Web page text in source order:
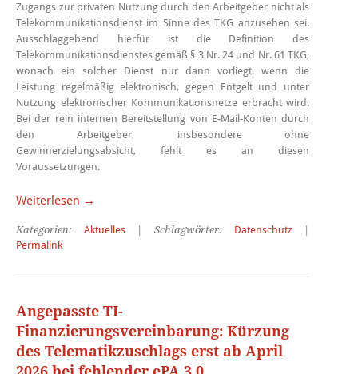
Zugangs zur privaten Nutzung durch den Arbeitgeber nicht als
Telekommunikationsdienst im Sinne des TKG anzusehen sei.
Ausschlaggebend hierfür ist die Definition des
Telekommunikationsdienstes gemäß § 3 Nr. 24 und Nr. 61 TKG,
wonach ein solcher Dienst nur dann vorliegt, wenn die
Leistung regelmäßig elektronisch, gegen Entgelt und unter
Nutzung elektronischer Kommunikationsnetze erbracht wird.
Bei der rein internen Bereitstellung von E-Mail-Konten durch
den Arbeitgeber, insbesondere ohne
Gewinnerzielungsabsicht, fehlt es an diesen
Voraussetzungen.
Weiterlesen →
Kategorien: Aktuelles| Schlagwörter: Datenschutz|
Permalink
Angepasste TI-
Finanzierungsvereinbarung: Kürzung
des Telematikzuschlags erst ab April